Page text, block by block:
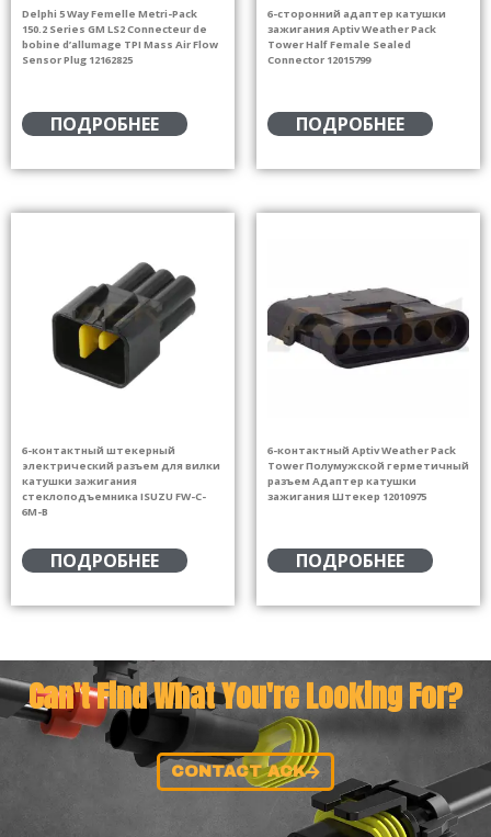
Delphi 5 Way Femelle Metri-Pack
150.2 Series GM LS2 Connecteur de
bobine d’allumage TPI Mass Air Flow
Sensor Plug 12162825
ПОДРОБНЕЕ
6-сторонний адаптер катушки
зажигания Aptiv Weather Pack
Tower Half Female Sealed
Connector 12015799
ПОДРОБНЕЕ
6-контактный штекерный
электрический разъем для вилки
катушки зажигания
стеклоподъемника ISUZU FW-C-
6M-B
ПОДРОБНЕЕ
6-контактный Aptiv Weather Pack
Tower Полумужской герметичный
разъем Адаптер катушки
зажигания Штекер 12010975
ПОДРОБНЕЕ
Can't Find What You're Looking For?
CONTACT ACK